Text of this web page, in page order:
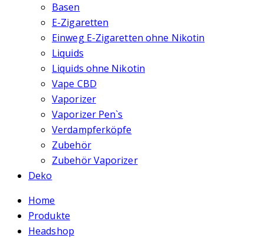
Basen
E-Zigaretten
Einweg E-Zigaretten ohne Nikotin
Liquids
Liquids ohne Nikotin
Vape CBD
Vaporizer
Vaporizer Pen`s
Verdampferköpfe
Zubehör
Zubehör Vaporizer
Deko
Home
Produkte
Headshop